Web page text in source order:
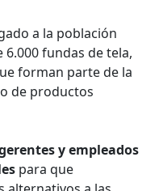
a la población
6.000 fundas de tela,
forman parte de la
de productos
y empleados
para que